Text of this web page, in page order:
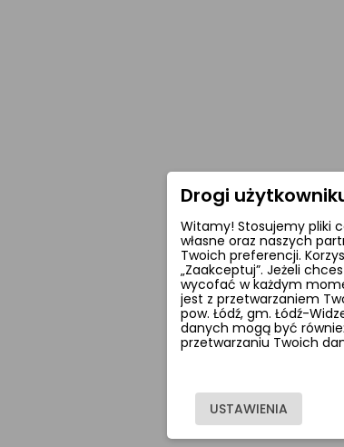
Drogi
Witamy! Stosujemy pliki
własne oraz naszych
Twoich preferencji.
„Zaakceptuj”. Jeżeli
wycofać w każdym
jest z przetwarzaniem
pow. Łódź, gm. Łódź-
danych mogą być
przetwarzaniu Twoich
USTAWIENIA